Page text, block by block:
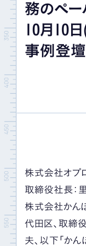
採用情報
お問い合わせ
務のペー
10月10
事例登
株式会社オプ
取締役社長：里
株式会社かん
代田区、取締
夫、以下「かん